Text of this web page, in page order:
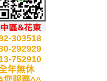
303518
292929
752910
年無休